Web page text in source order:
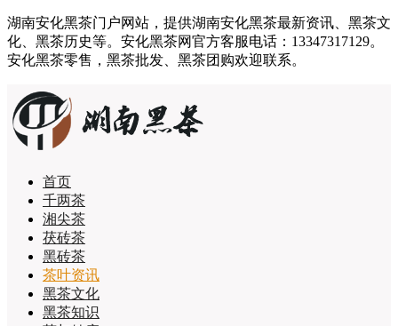
湖南安化黑茶门户网站，提供湖南安化黑茶最新资讯、黑茶文
化、黑茶历史等。安化黑茶网官方客服电话：13347317129。
安化黑茶零售，黑茶批发、黑茶团购欢迎联系。
首页
千两茶
湘尖茶
茯砖茶
黑砖茶
茶叶资讯
黑茶文化
黑茶知识